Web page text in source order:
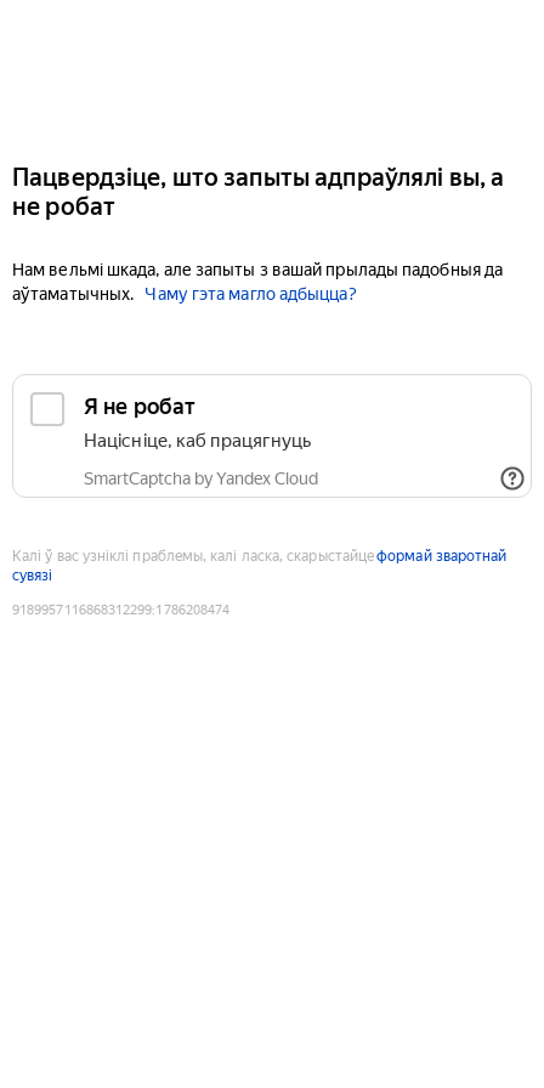
Пацвердзіце, што запыты адпраўлялі вы, а
не робат
Нам вельмі шкада, але запыты з вашай прылады падобныя да
аўтаматычных.
Чаму гэта магло адбыцца?
Я не робат
Націсніце, каб працягнуць
SmartCaptcha by Yandex Cloud
Калі ў вас узніклі праблемы, калі ласка, скарыстайцеформай зваротнай
сувязі
9189957116868312299:1786208474